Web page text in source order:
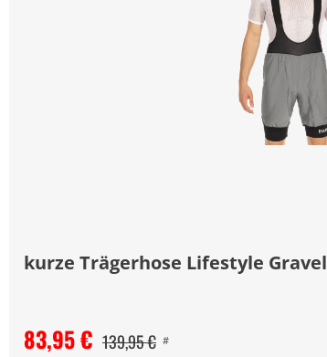
kurze Trägerhose Lifestyle Gravel
83,95 € 139,95 € #